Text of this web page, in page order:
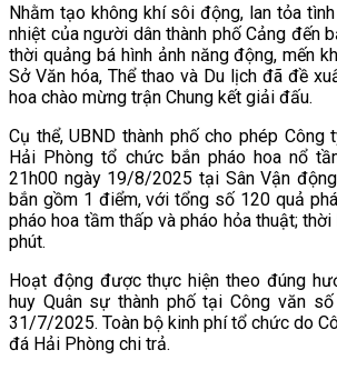
Nhằm tạo không khí sôi động, lan tỏa
nhiệt của người dân thành phố Cảng đến
thời quảng bá hình ảnh năng động, mến
Sở Văn hóa, Thể thao và Du lịch đã đề
hoa chào mừng trận Chung kết giải đấu.
Cụ thể, UBND thành phố cho phép Công
Hải Phòng tổ chức bắn pháo hoa nổ
21h00 ngày 19/8/2025 tại Sân Vận
bắn gồm 1 điểm, với tổng số 120 quả
pháo hoa tầm thấp và pháo hỏa thuật;
phút.
Hoạt động được thực hiện theo đúng
huy Quân sự thành phố tại Công văn
31/7/2025. Toàn bộ kinh phí tổ chức do
đá Hải Phòng chi trả.